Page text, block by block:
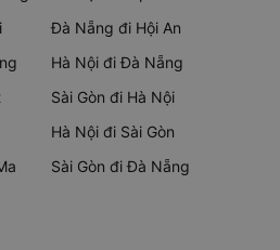
Đà Nẵng đi Hội An
Hà Nội đi Đà Nẵng
Sài Gòn đi Hà Nội
Hà Nội đi Sài Gòn
Sài Gòn đi Đà Nẵng